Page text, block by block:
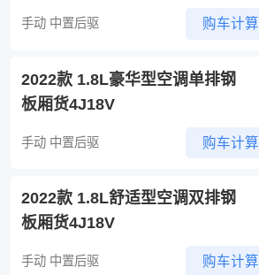
手动 中置后驱 购车计算
2022款 1.8L豪华型空调单排钢
板厢货4J18V
手动 中置后驱 购车计算
2022款 1.8L舒适型空调双排钢
板厢货4J18V
手动 中置后驱 购车计算